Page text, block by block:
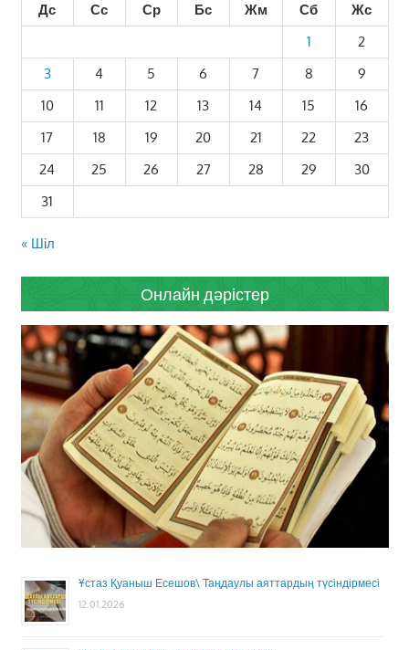
Дс
Сс Ср Бс Жм Сб
Жс
1
2
3
4 5 6 7 8
9
10
11 12 13 14 15
16
17
18 19 20 21 22
23
24
25 26 27 28 29
30
31
« Шіл
Онлайн дәрістер
Ұстаз Қуаныш Есешов\ Таңдаулы аяттардың түсіндірмесі
12.01.2026